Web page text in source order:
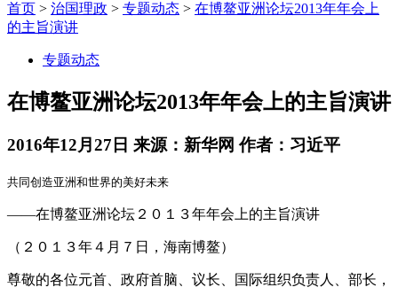
首页 > 治国理政 > 专题动态 > 在博鳌亚洲论坛2013年年会上
的主旨演讲
专题动态
在博鳌亚洲论坛2013年年会上的主旨演讲
2016年12月27日 来源：新华网 作者：习近平
共同创造亚洲和世界的美好未来
——在博鳌亚洲论坛２０１３年年会上的主旨演讲
（２０１３年４月７日，海南博鳌）
尊敬的各位元首、政府首脑、议长、国际组织负责人、部长，